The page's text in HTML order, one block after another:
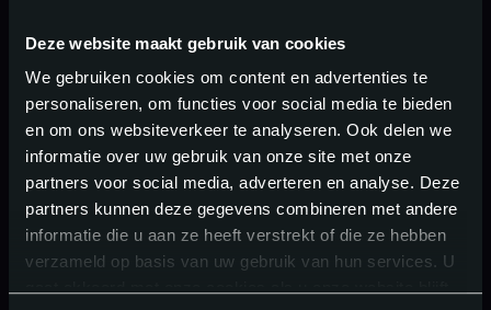
Deze website maakt gebruik van cookies
We gebruiken cookies om content en advertenties te
personaliseren, om functies voor social media te bieden
en om ons websiteverkeer te analyseren. Ook delen we
informatie over uw gebruik van onze site met onze
partners voor social media, adverteren en analyse. Deze
partners kunnen deze gegevens combineren met andere
informatie die u aan ze heeft verstrekt of die ze hebben
verzameld op basis van uw gebruik van hun services. U